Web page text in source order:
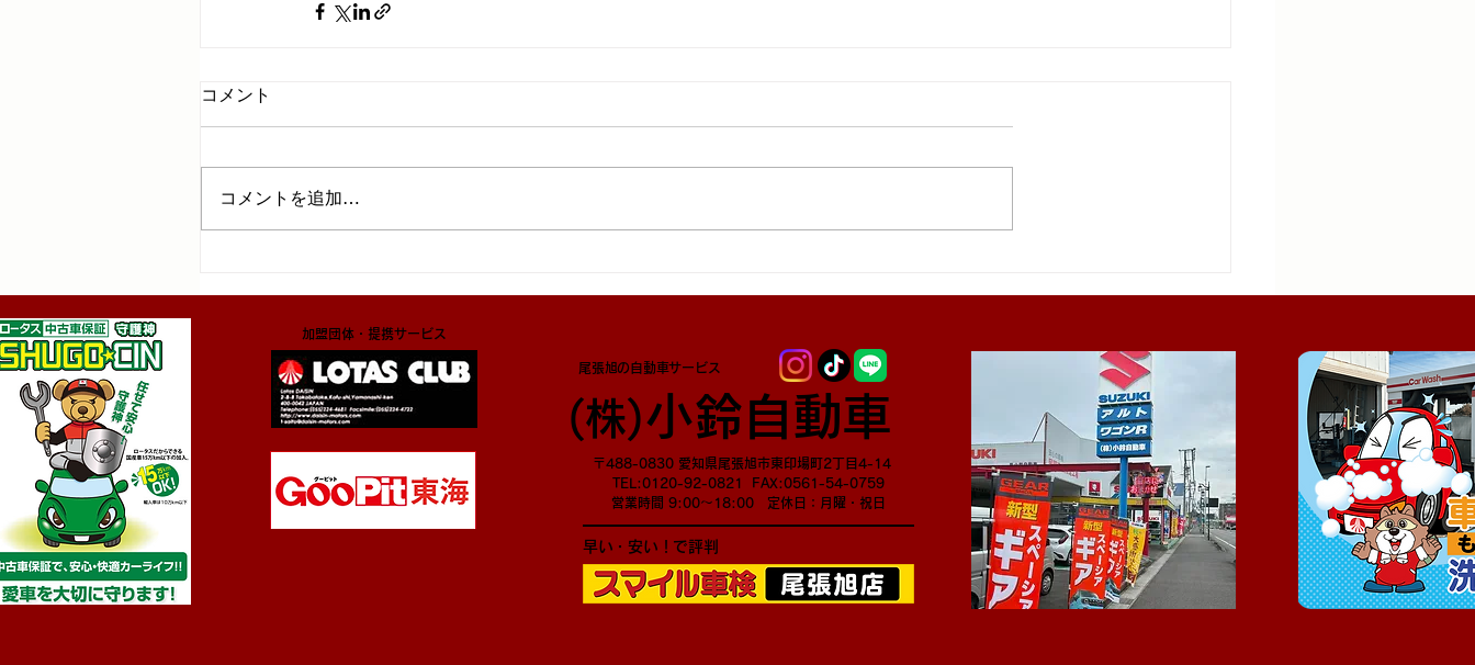
コメント
コメントを追加…
​加盟団体・提携サービス
尾張旭の自動車サービス
​(株)小鈴自動車
〒488-0830 愛知県尾張旭市東印場町2丁目4-14
TEL:0120-92-0821 FAX:0561-54-0759
営業時間 9:00～18:00 定休日：月曜・祝日
早い・安い！で評判